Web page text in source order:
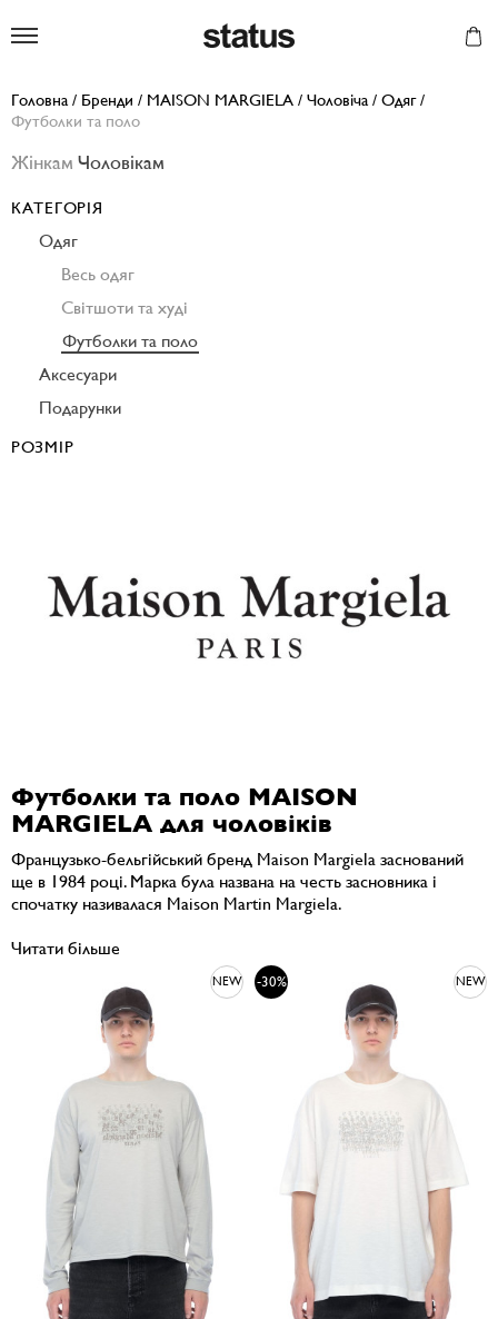
Головна / Бренди / MAISON MARGIELA / Чоловіча / Одяг/
Футболки та поло
Футболки та поло MAISON
MARGIELA для чоловіків
Французько-бельгійський бренд Maison Margiela заснований
ще в 1984 році. Марка була названа на честь засновника і
спочатку називалася Maison Martin Margiela.
Читати більше
NEW -30% NEW
Жінкам Чоловікам
КАТЕГОРІЯ
Одяг
Весь одяг
Світшоти та худі
Футболки та поло
Аксесуари
Подарунки
РОЗМІР